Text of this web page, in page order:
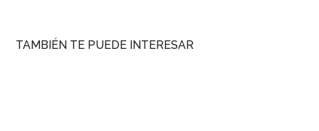
TAMBIÉN TE PUEDE INTERESAR